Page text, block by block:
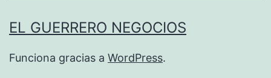
EL GUERRERO NEGOCIOS
Funciona gracias a WordPress.